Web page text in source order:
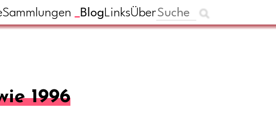
Sammlungen BlogLinksÜber
1996